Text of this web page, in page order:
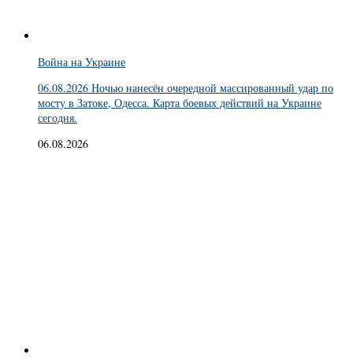
Война на Украине
06.08.2026 Ночью нанесён очередной массированный удар по
мосту в Затоке, Одесса. Карта боевых действий на Украине
сегодня.
06.08.2026